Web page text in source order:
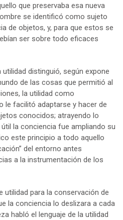
que preservaba esa nueva
se identificó como sujeto
de objetos, y, para que estos se
ser sobre todo eficaces
distinguió, según expone
de las cosas que permitió al
la utilidad como
le facilitó adaptarse y hacer de
conocidos; atrayendo lo
la conciencia fue ampliando su
este principio a todo aquello
del entorno antes
a la instrumentación de los
utilidad para la conservación de
la conciencia lo deslizara a cada
habló el lenguaje de la utilidad